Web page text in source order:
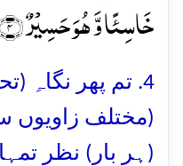
خَاسِئًا وَّ ہُوَ حَسِیۡرٌ ﴿۴﴾
4. تم پھر نگاہِ
(مختلف زاویوں
(ہر بار) نظر